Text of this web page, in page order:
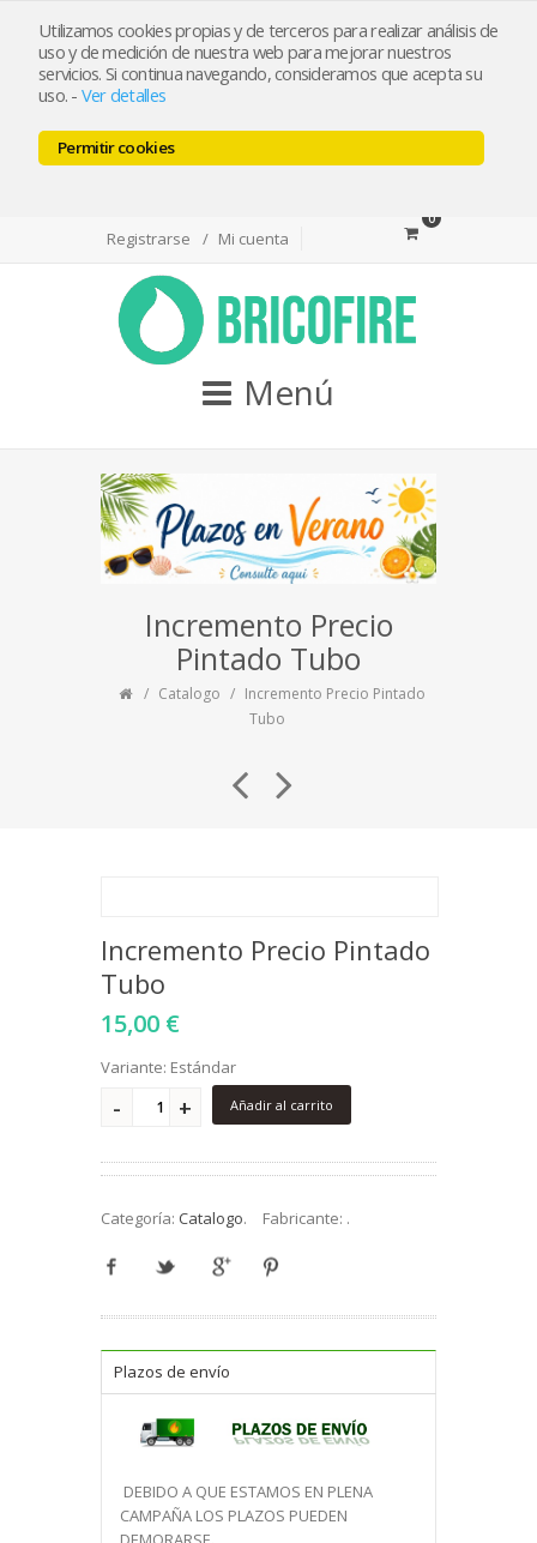
Utilizamos cookies propias y de terceros para realizar análisis de
uso y de medición de nuestra web para mejorar nuestros
servicios. Si continua navegando, consideramos que acepta su
uso. - Ver detalles
Permitir cookies
bricofireshop@yahoo.es
Tlf 968974715 / Whatsapp 644501550
Registrarse Mi cuenta
0
Menú
Incremento Precio
Pintado Tubo
Catalogo
Incremento Precio Pintado
Tubo
Incremento Precio Pintado
Tubo
15,00 €
Variante: Estándar
Añadir al carrito
Categoría: Catalogo. Fabricante: .
Plazos de envío
DEBIDO A QUE ESTAMOS EN PLENA
CAMPAÑA LOS PLAZOS PUEDEN